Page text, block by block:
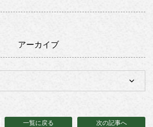
アーカイブ
一覧に戻る 次の記事へ